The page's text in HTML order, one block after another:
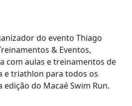
do evento Thiago
& Eventos,
com aulas e treinamentos de
e triathlon para todos os
edição do Macaé Swim Run.